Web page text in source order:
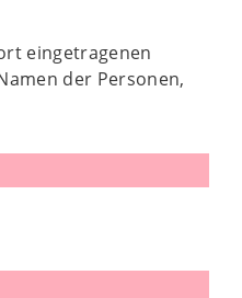
eingetragenen
der Personen,